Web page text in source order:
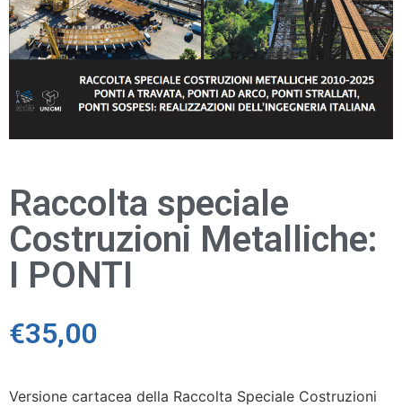
Raccolta speciale
Costruzioni Metalliche:
I PONTI
€35,00
Versione cartacea della Raccolta Speciale Costruzioni